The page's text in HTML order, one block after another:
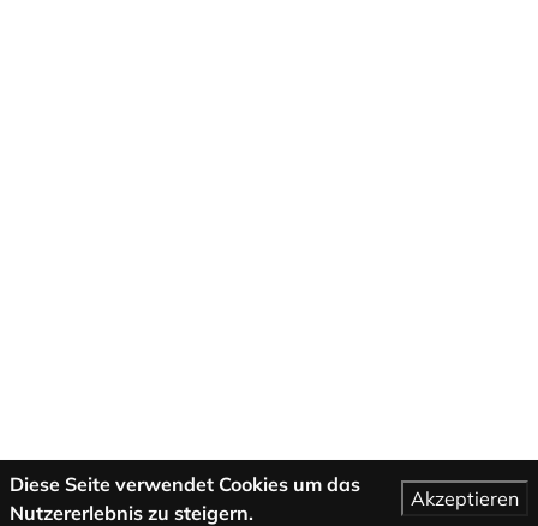
Diese Seite verwendet Cookies um das
Nutzererlebnis zu steigern.
Akzeptieren